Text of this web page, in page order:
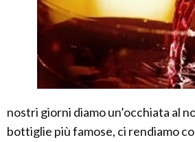
nostri giorni diamo un’occhiata al
bottiglie più famose, ci rendiamo